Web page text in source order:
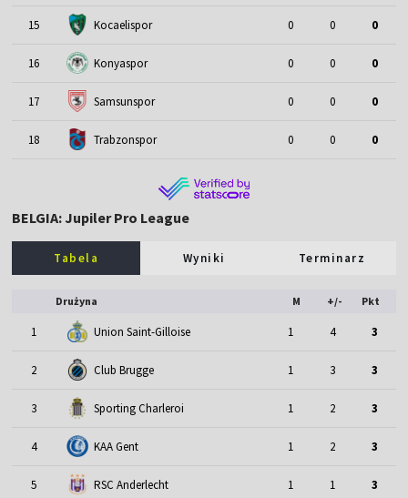
15 Kocaelispor 0 0 0
16 Konyaspor 0 0 0
17 Samsunspor 0 0 0
18 Trabzonspor 0 0 0
BELGIA: Jupiler Pro League
Tabela Wyniki Terminarz
Drużyna M +/- Pkt
1 Union Saint-Gilloise 1 4 3
2 Club Brugge 1 3 3
3 Sporting Charleroi 1 2 3
4 KAA Gent 1 2 3
5 RSC Anderlecht 1 1 3